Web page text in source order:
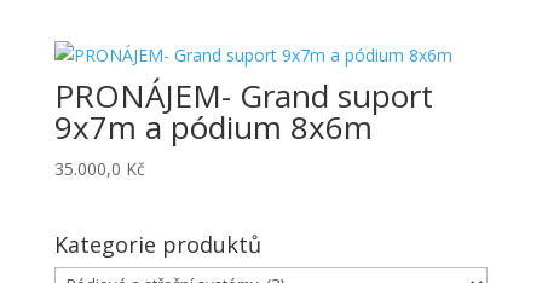
PRONÁJEM- Grand suport
9x7m a pódium 8x6m
35.000,0 Kč
Kategorie produktů